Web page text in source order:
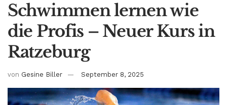
Schwimmen lernen wie
die Profis – Neuer Kurs in
Ratzeburg
von Gesine Biller September 8, 2025